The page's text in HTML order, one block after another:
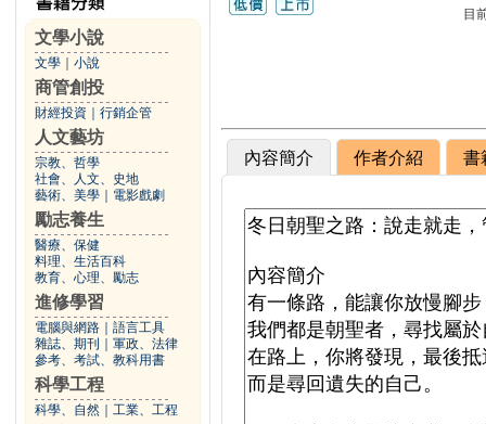
文學小說
文學 小說
商管創投
財經投資 行銷企管
人文藝坊
宗教、哲學
社會、人文、史地
藝術、美學
電影戲劇
勵志養生
醫療、保健
料理、生活百科
教育、心理、勵志
進修學習
電腦與網路
語言工具
雜誌、期刊
軍政、法律
參考、考試、教科用書
科學工程
科學、自然 工業、工程
目
內容簡介 作者介紹 書